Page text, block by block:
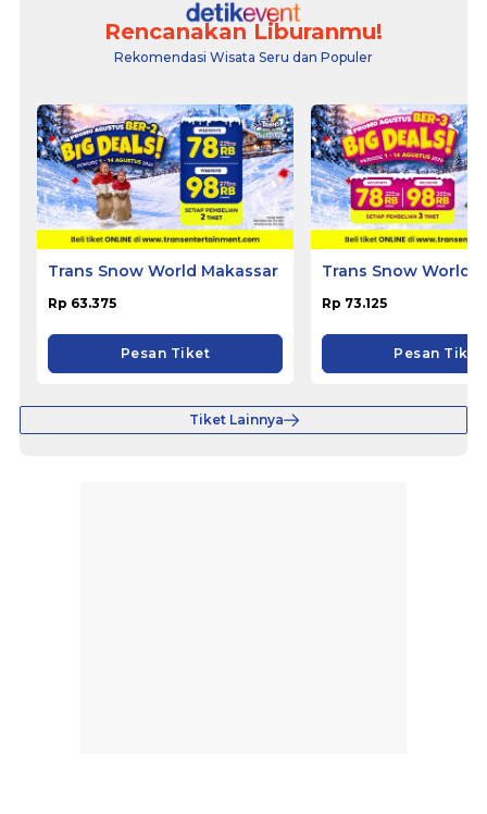
Rencanakan Liburanmu!
Rekomendasi Wisata Seru dan Populer
Trans Snow World Makassar
Rp 63.375
Pesan Tiket
Trans Snow World
Rp 73.125
Pesan Tiket
Tiket Lainnya